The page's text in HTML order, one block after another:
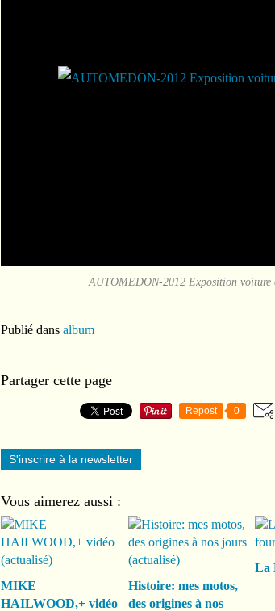
AUTOMEDON-2012 Exposition voiture
Publié dans album
Partager cette page
Repost 0
S'inscrire à la newsletter
Vous aimerez aussi :
MIKE
HAILWOOD,+ vidéo
Histoire: mes motos,
des origines à nos
La